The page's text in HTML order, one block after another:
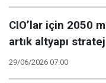
CIO’lar için 2050
artık altyapı
29/06/2026 07:00